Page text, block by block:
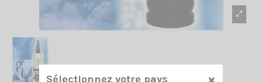
Sélectionnez votre pays